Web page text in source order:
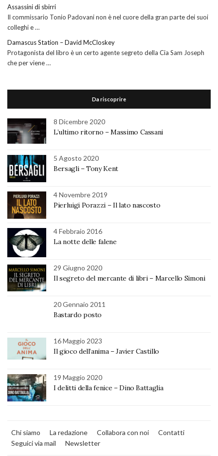
Assassini di sbirri
Il commissario Tonio Padovani non è nel cuore della gran parte dei suoi
colleghi e …
Damascus Station – David McCloskey
Protagonista del libro è un certo agente segreto della Cia Sam Joseph
che per viene …
Da riscoprire
8 Dicembre 2020
L’ultimo ritorno – Massimo Cassani
5 Agosto 2020
Bersagli – Tony Kent
4 Novembre 2019
Pierluigi Porazzi – Il lato nascosto
4 Febbraio 2016
La notte delle falene
29 Giugno 2020
Il segreto del mercante di libri – Marcello Simoni
20 Gennaio 2011
Bastardo posto
16 Maggio 2023
Il gioco dell’anima – Javier Castillo
19 Maggio 2020
I delitti della fenice – Dino Battaglia
Chi siamo La redazione Collabora con noi
Contatti
Seguici via mail
Newsletter